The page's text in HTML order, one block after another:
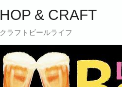
HOP & CRAFT
クラフトビールライフ